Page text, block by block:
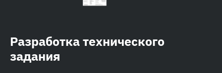
Разработка технического
задания